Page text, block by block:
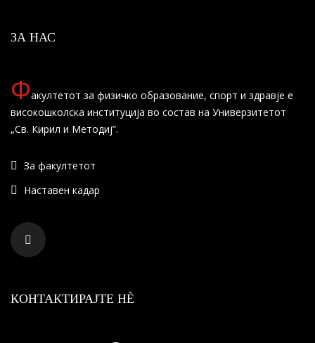
ЗА НАС
Факултетот за физичко образование, спорт и здравје е
високошколска институција во состав на Универзитетот
„Св. Кирил и Методиј”.
За факултетот
Наставен кадар
КОНТАКТИРАЈТЕ НÈ